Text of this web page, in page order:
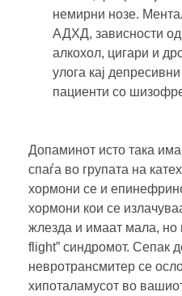
немирни нозе.
АДХД, зависности од
алкохол, цигари и
улога кај
пациенти со
Допаминот исто така
спаѓа во групата на
хормони се и
хормони кои се
жлезда и имаат мала, но
flight” синдромот. Сепак
невротрансмитер се
хипоталамусот во